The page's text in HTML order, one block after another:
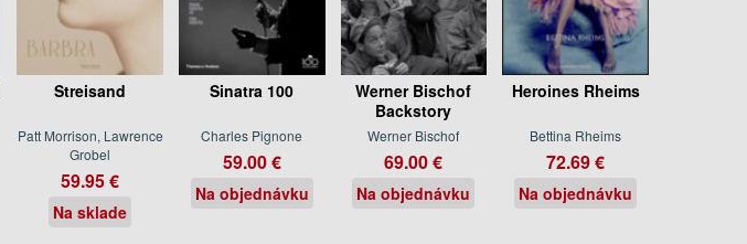
Streisand
Patt Morrison, Lawrence
Grobel
59.95 €
Na sklade
Sinatra 100
Charles Pignone
59.00 €
Na objednávku
Werner Bischof
Backstory
Werner Bischof
69.00 €
Na objednávku
Heroines Rheims
Bettina Rheims
72.69 €
Na objednávku